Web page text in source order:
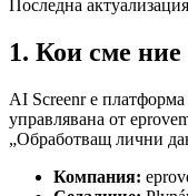
Последна
1. Кои сме ние
AI Screenr е
управлявана от
„Обработващ лични
Компания: